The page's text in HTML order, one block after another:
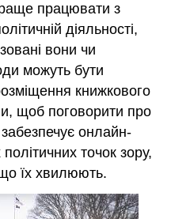
працювати з
діяльності,
вони чи
можуть бути
книжкового
щоб поговорити про
онлайн-
точок зору,
їх хвилюють.